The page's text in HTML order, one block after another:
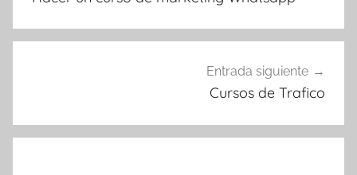
Entrada siguiente
Cursos de Trafico